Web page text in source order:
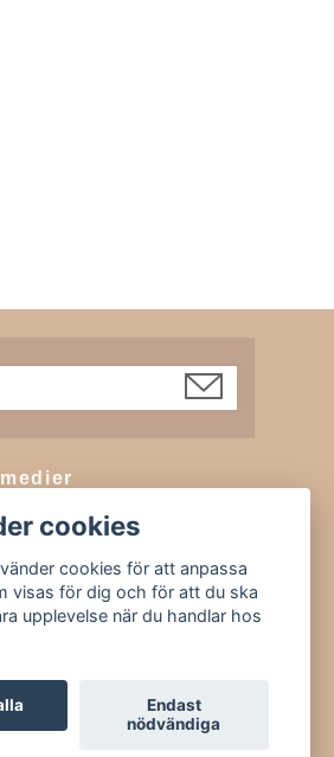
cookies
cookies för att anpassa
visas för dig och för att du ska
upplevelse när du handlar hos
Endast
nödvändiga